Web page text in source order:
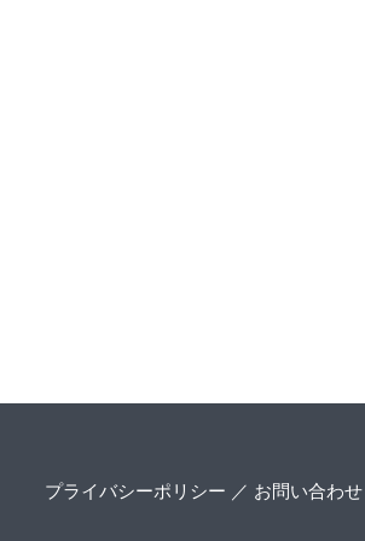
プライバシーポリシー ／ お問い合わせ